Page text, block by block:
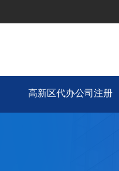
高新区代办公司注册